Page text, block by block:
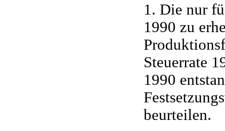
1. Die nur
1990 zu
Steuerrate
1990
beurteilen.